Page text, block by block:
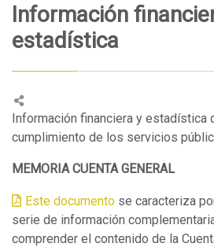
Información
estadística
Información financiera y estadística
cumplimiento de los servicios
MEMORIA CUENTA GENERAL
Este documento se caracteriza
serie de información
comprender el contenido de la